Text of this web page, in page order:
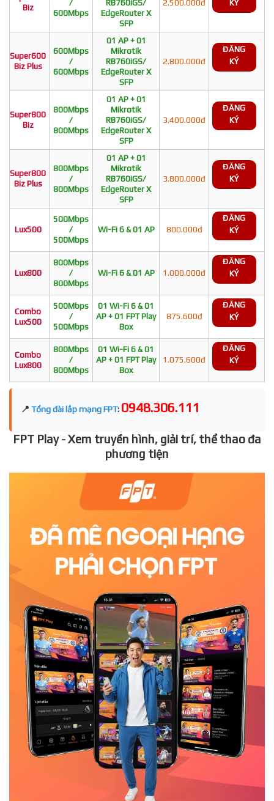
Biz
/
600Mbps
RB760iGS/
EdgeRouter X
SFP
2.500.000đ KÝ
Super600
Biz Plus
600Mbps
/
600Mbps
01 AP + 01
Mikrotik
RB760iGS/
EdgeRouter X
SFP
2.800.000đ
ĐĂNG
KÝ
Super800
Biz
800Mbps
/
800Mbps
01 AP + 01
Mikrotik
RB760iGS/
EdgeRouter X
SFP
3.400.000đ
ĐĂNG
KÝ
Super800
Biz Plus
800Mbps
/
800Mbps
01 AP + 01
Mikrotik
RB760iGS/
EdgeRouter X
SFP
3.800.000đ
ĐĂNG
KÝ
Lux500
500Mbps
/
500Mbps
Wi-Fi 6 & 01 AP 800.000đ
ĐĂNG
KÝ
Lux800
800Mbps
/
800Mbps
Wi-Fi 6 & 01 AP 1.000.000đ
ĐĂNG
KÝ
Combo
Lux500
500Mbps
/
500Mbps
01 Wi-Fi 6 & 01
AP + 01 FPT Play
Box
875.600đ
ĐĂNG
KÝ
Combo
Lux800
800Mbps
/
800Mbps
01 Wi-Fi 6 & 01
AP + 01 FPT Play
Box
1.075.600đ
ĐĂNG
KÝ
📍 Tổng đài lắp mạng FPT: 0948.306.111
FPT Play - Xem truyền hình, giải trí, thể thao đa
phương tiện